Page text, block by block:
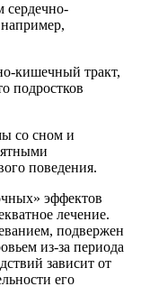
сердечно-
кишечный тракт,
подростков
со сном и
поведения.
эффектов
лечение.
подвержен
из-за периода
зависит от
его